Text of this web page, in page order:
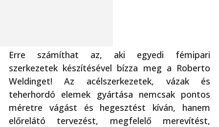
Erre számíthat az, aki egyedi fémipari
szerkezetek készítésével bízza meg a Roberto
Weldinget! Az acélszerkezetek, vázak és
teherhordó elemek gyártása nemcsak pontos
méretre vágást és hegesztést kíván, hanem
előrelátó tervezést, megfelelő merevítést,